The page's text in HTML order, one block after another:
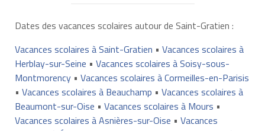
Dates des vacances scolaires autour de Saint-Gratien :
Vacances scolaires à Saint-Gratien • Vacances scolaires à
Herblay-sur-Seine • Vacances scolaires à Soisy-sous-
Montmorency• Vacances scolaires à Cormeilles-en-Parisis
• Vacances scolaires à Beauchamp • Vacances scolaires à
Beaumont-sur-Oise • Vacances scolaires à Mours •
Vacances scolaires à Asnières-sur-Oise • Vacances